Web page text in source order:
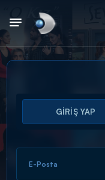
Arama
ARAMA
GİRİŞ YAP
E-Posta